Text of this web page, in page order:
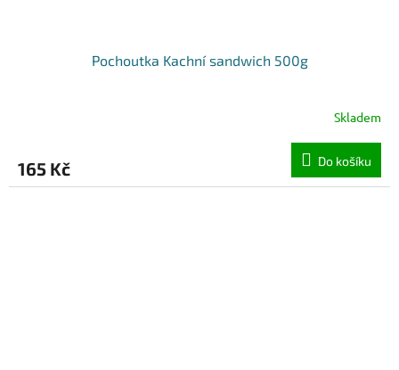
Pochoutka Kachní sandwich 500g
Skladem
165 Kč Do košíku